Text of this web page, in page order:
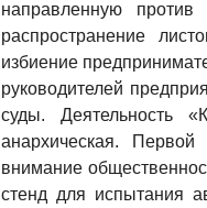
направленную против
распространение
избиение
руководителей
суды. Деятельность
анархическая.
внимание
стенд для испытания